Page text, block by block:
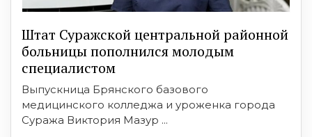
Штат Суражской центральной районной
больницы пополнился молодым
специалистом
Выпускница Брянского базового
медицинского колледжа и уроженка города
Суража Виктория Мазур ...